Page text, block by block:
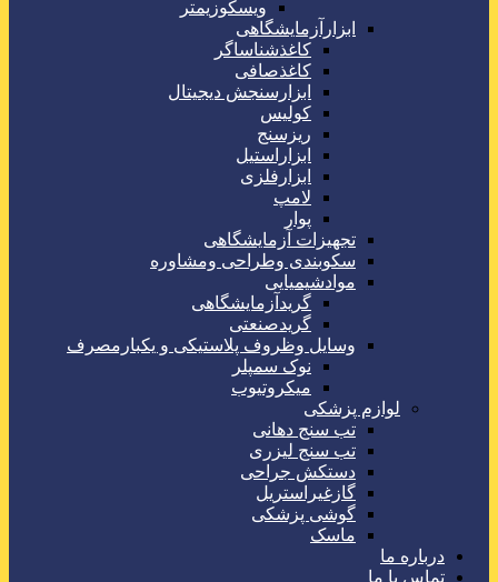
ویسکوزیمتر
ابزارآزمایشگاهی
کاغذشناساگر
کاغذصافی
ابزارسنجش دیجیتال
کولیس
ریزسنج
ابزاراستیل
ابزارفلزی
لامپ
پوار
تجهیزات آزمایشگاهی
سکوبندی وطراحی ومشاوره
موادشیمیایی
گریدآزمایشگاهی
گریدصنعتی
وسایل وظروف پلاستیکی و یکبارمصرف
نوک سمپلر
میکروتیوب
لوازم پزشکی
تب سنج دهانی
تب سنج لیزری
دستکش جراحی
گازغیراستریل
گوشی پزشکی
ماسک
درباره ما
تماس با ما